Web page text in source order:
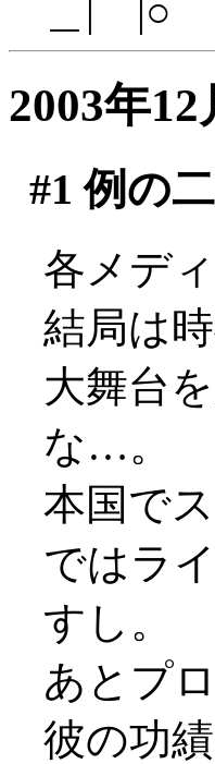
＿|￣|○
2003年
#1 例の
各メデ
結局は
大舞台
な…。
本国で
ではラ
すし。
あとプ
彼の功